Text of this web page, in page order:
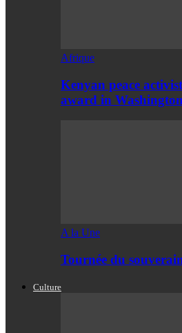
Afrique
Kenyan peace
award in Washington
A la Une
Tournée du
Culture